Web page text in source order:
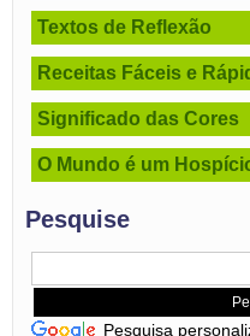
Textos de Reflexão
Receitas Fáceis e
Significado das Cores
O Mundo é um
Pesquise
Pesquisa